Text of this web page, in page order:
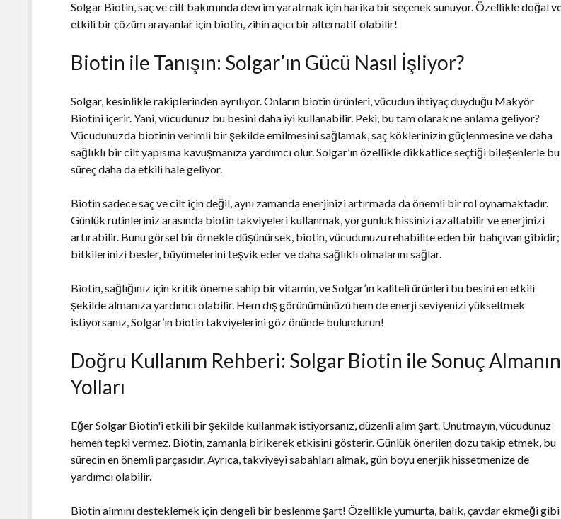
Solgar Biotin, saç ve cilt bakımında devrim yaratmak için harika bir seçenek sunuyor. Özellikle doğal
etkili bir çözüm arayanlar için biotin, zihin açıcı bir alternatif olabilir!
Biotin ile Tanışın: Solgar’ın Gücü Nasıl İşliyor?
Solgar, kesinlikle rakiplerinden ayrılıyor. Onların biotin ürünleri, vücudun ihtiyaç duyduğu Makyör
Biotini içerir. Yani, vücudunuz bu besini daha iyi kullanabilir. Peki, bu tam olarak ne anlama geliyor?
Vücudunuzda biotinin verimli bir şekilde emilmesini sağlamak, saç köklerinizin güçlenmesine ve daha
sağlıklı bir cilt yapısına kavuşmanıza yardımcı olur. Solgar’ın özellikle dikkatlice seçtiği bileşenlerle bu
süreç daha da etkili hale geliyor.
Biotin sadece saç ve cilt için değil, aynı zamanda enerjinizi artırmada da önemli bir rol oynamaktadır.
Günlük rutinleriniz arasında biotin takviyeleri kullanmak, yorgunluk hissinizi azaltabilir ve enerjinizi
artırabilir. Bunu görsel bir örnekle düşünürsek, biotin, vücudunuzu rehabilite eden bir bahçıvan gibidir;
bitkilerinizi besler, büyümelerini teşvik eder ve daha sağlıklı olmalarını sağlar.
Biotin, sağlığınız için kritik öneme sahip bir vitamin, ve Solgar’ın kaliteli ürünleri bu besini en etkili
şekilde almanıza yardımcı olabilir. Hem dış görünümünüzü hem de enerji seviyenizi yükseltmek
istiyorsanız, Solgar’ın biotin takviyelerini göz önünde bulundurun!
Doğru Kullanım Rehberi: Solgar Biotin ile Sonuç Almanın
Yolları
Eğer Solgar Biotin'i etkili bir şekilde kullanmak istiyorsanız, düzenli alım şart. Unutmayın, vücudunuz
hemen tepki vermez. Biotin, zamanla birikerek etkisini gösterir. Günlük önerilen dozu takip etmek, bu
sürecin en önemli parçasıdır. Ayrıca, takviyeyi sabahları almak, gün boyu enerjik hissetmenize de
yardımcı olabilir.
Biotin alımını desteklemek için dengeli bir beslenme şart! Özellikle yumurta, balık, çavdar ekmeği gibi